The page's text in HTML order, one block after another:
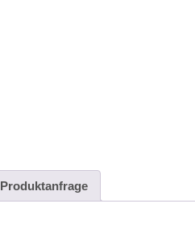
Produktanfrage